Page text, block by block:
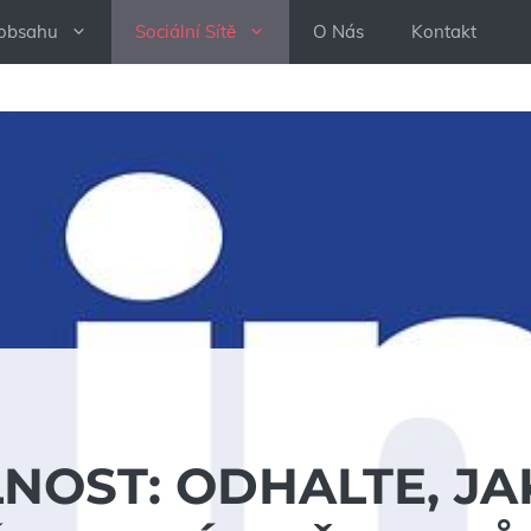
Sociální Sítě O Nás Kontakt
ODHALTE,